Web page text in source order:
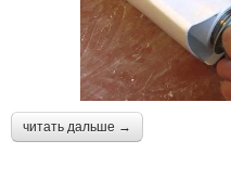
читать дальше →